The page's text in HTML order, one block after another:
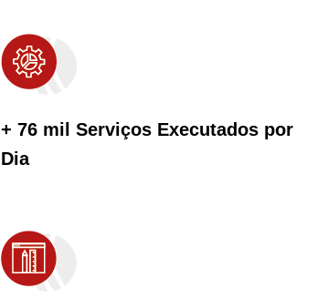
+ 76 mil Serviços Executados por
Dia